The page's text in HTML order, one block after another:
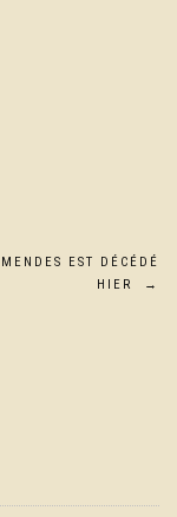
EST DÉCÉDÉ
HIER
→